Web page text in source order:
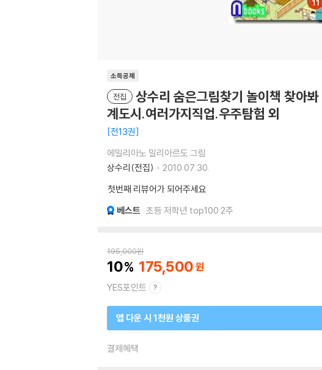
소득공제
전집
상수리 숨은그림찾기 놀이책 찾아
계도시.여러가지직업.우주탐험 외
전13권
에밀리아노 밀리아르도 그림
상수리(전집)
2010.07.30.
첫번째 리뷰어가 되어주세요
베스트 초등 저학년 top100 2주
195,000원
10 175,500
YES포인트
앱 다운 시 1천원 상품권
결제혜택